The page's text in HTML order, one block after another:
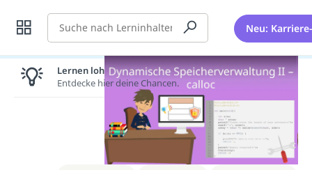
Suche Neu:
Lernen lohnt sich!
Entdecke hier deine Chancen.